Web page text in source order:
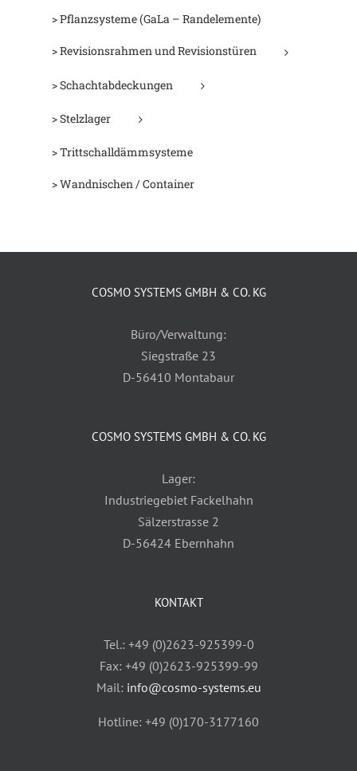
> Pflanzsysteme (GaLa – Randelemente)
> Revisionsrahmen und Revisionstüren
> Schachtabdeckungen
> Stelzlager
> Trittschalldämmsysteme
> Wandnischen / Container
COSMO SYSTEMS GMBH & CO. KG
Büro/Verwaltung:
Siegstraße 23
D-56410 Montabaur
COSMO SYSTEMS GMBH & CO. KG
Lager:
Industriegebiet Fackelhahn
Sälzerstrasse 2
D-56424 Ebernhahn
KONTAKT
Tel.: +49 (0)2623-925399-0
Fax: +49 (0)2623-925399-99
Mail: info@cosmo-systems.eu
Hotline: +49 (0)170-3177160